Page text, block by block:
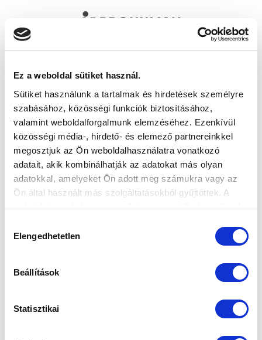
Ez a weboldal sütiket használ.
Sütiket használunk a tartalmak és hirdetések személyre
szabásához, közösségi funkciók biztosításához,
valamint weboldalforgalmunk elemzéséhez. Ezenkívül
közösségi média-, hirdető- és elemező partnereinkkel
megosztjuk az Ön weboldalhasználatra vonatkozó
adatait, akik kombinálhatják az adatokat más olyan
adatokkal, amelyeket Ön adott meg számukra vagy az
Ön által használt más szolgáltatásokból gyűjtöttek. A
weboldalon való böngészés folytatásával Ön hozzájárul a
kiválasztása
Elengedhetetlen
Beállítások
Statisztikai